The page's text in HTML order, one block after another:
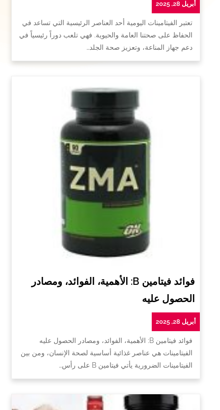
أبريل 28, 2025
تعتبر الفيتامينات اليومية أحد العناصر الرئيسية التي تساعد في
الحفاظ على صحتنا العامة والحيوية. فهي تلعب دوراً رئيسياً في
دعم جهاز المناعة، وتعزيز صحة الجلد…
فوائد فيتامين B: الأهمية، الفوائد، ومصادر
الحصول عليه
أبريل 28, 2025
فوائد فيتامين B: الأهمية، الفوائد، ومصادر الحصول عليه
الفيتامينات هي عناصر غذائية أساسية لصحة الإنسان، ومن بين
الفيتامينات الضرورية يأتي فيتامين B على رأس…